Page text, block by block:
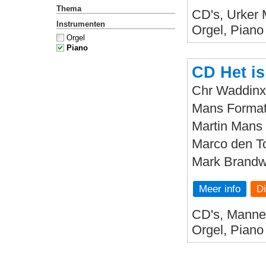
Thema
Instrumenten
Orgel
Piano
CD's, Urker
Orgel, Piano
CD Het
Chr
Mans
Martin
Marco den
Mark
Meer info
CD's,
Orgel, Piano